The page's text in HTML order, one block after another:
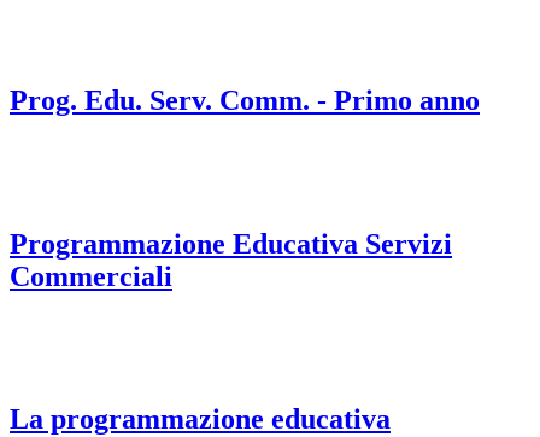
Prog. Edu. Serv. Comm. - Primo anno
Programmazione Educativa Servizi
Commerciali
La programmazione educativa